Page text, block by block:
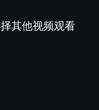
其他视频观看